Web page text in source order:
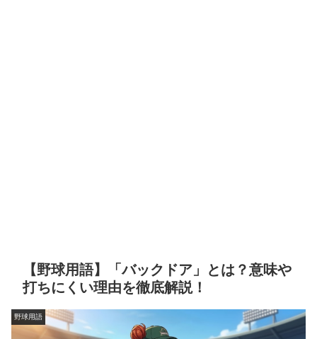
【野球用語】「バックドア」とは？意味や
打ちにくい理由を徹底解説！
野球用語